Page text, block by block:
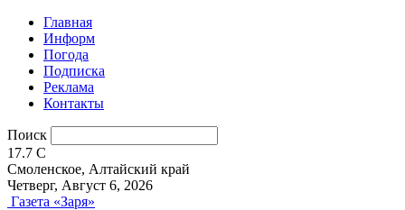
Главная
Информ
Погода
Подписка
Реклама
Контакты
Поиск
17.7 C
Смоленское, Алтайский край
Четверг, Август 6, 2026
Газета «Заря»